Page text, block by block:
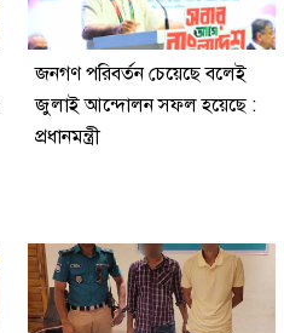
জনগণ পরিবর্তন চেয়েছে বলেই
জুলাই আন্দোলন সফল হয়েছে :
প্রধানমন্ত্রী